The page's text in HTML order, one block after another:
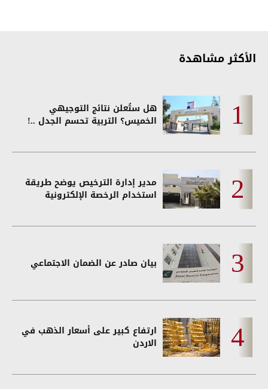
الأكثر مشاهدة
هل ستُعلن نتائج التوجيهي
الخميس؟ التربية تحسم الجدل ..!
مدير إدارة الترخيص يوضح طريقة
استخدام الرخصة الإلكترونية
بيان صادر عن الضمان الاجتماعي
ارتفاع كبير على أسعار الذهب في
الاردن